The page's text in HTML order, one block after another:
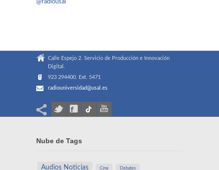
@radiousal
Calle Espejo 2. Servicio de Producción e Innovación
Digital.
923 294400. Ext. 5471
radiouniversidad@usal.es
Nube de Tags
Audios Noticias Cine Debates